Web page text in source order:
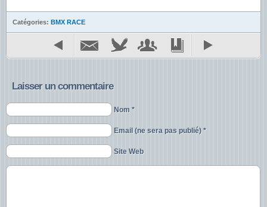
Catégories: BMX RACE
Laisser un commentaire
Nom *
Email (ne sera pas publié) *
Site Web